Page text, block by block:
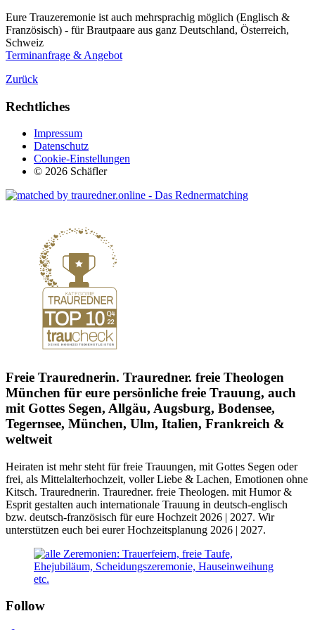
Eure Trauzeremonie ist auch mehrsprachig möglich (Englisch &
Französisch) - für Brautpaare aus ganz Deutschland, Österreich,
Schweiz
Terminanfrage & Angebot
Zurück
Rechtliches
Impressum
Datenschutz
Cookie-Einstellungen
© 2026 Schäfler
Freie Traurednerin. Trauredner. freie Theologen
München für eure persönliche freie Trauung, auch
mit Gottes Segen, Allgäu, Augsburg, Bodensee,
Tegernsee, München, Ulm, Italien, Frankreich &
weltweit
Heiraten ist mehrsteht für freie Trauungen, mit Gottes Segen oder
frei, als Mittelalterhochzeit, voller Liebe & Lachen, Emotionen ohne
Kitsch. Traurednerin. Trauredner. freie Theologen. mit Humor &
Esprit gestalten auch internationale Trauung in deutsch-englisch
bzw. deutsch-französisch für eure Hochzeit 2026 | 2027. Wir
unterstützen euch bei eurer Hochzeitsplanung 2026 | 2027.
Follow